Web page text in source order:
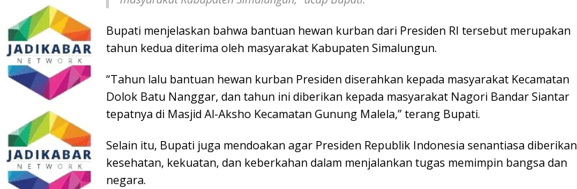
Bupati menjelaskan bahwa bantuan hewan kurban dari Presiden RI tersebut merupakan
tahun kedua diterima oleh masyarakat Kabupaten Simalungun.
“Tahun lalu bantuan hewan kurban Presiden diserahkan kepada masyarakat Kecamatan
Dolok Batu Nanggar, dan tahun ini diberikan kepada masyarakat Nagori Bandar Siantar
tepatnya di Masjid Al-Aksho Kecamatan Gunung Malela,” terang Bupati.
Selain itu, Bupati juga mendoakan agar Presiden Republik Indonesia senantiasa diberikan
kesehatan, kekuatan, dan keberkahan dalam menjalankan tugas memimpin bangsa dan
negara.